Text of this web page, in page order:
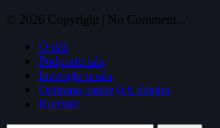
© 2026 Copyright | No Comment...
O nás
Podporte nás
Inzerujte u nás
Ochrana osobných údajov
Kontakt